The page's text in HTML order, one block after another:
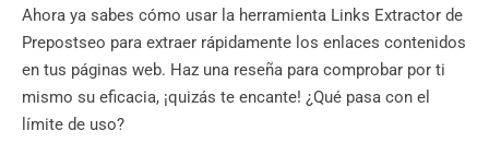
Ahora ya sabes cómo usar la herramienta Links Extractor de
Prepostseo para extraer rápidamente los enlaces contenidos
en tus páginas web. Haz una reseña para comprobar por ti
mismo su eficacia, ¡quizás te encante! ¿Qué pasa con el
límite de uso?